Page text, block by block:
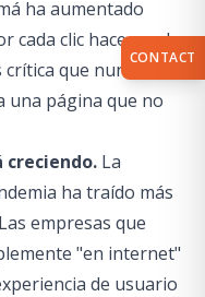
ha aumentado
cada clic hace que la
que nunca. No
una página que no
creciendo. La
ha traído más
empresas que
"en internet"
de usuario
CONTACT